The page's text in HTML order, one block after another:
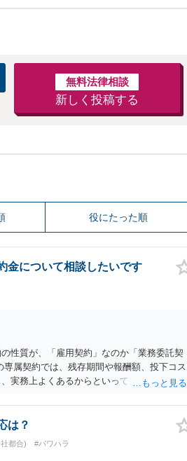
無料法律相談
新しく投稿する
役にたった順
金について相談したいです
性質が、「雇用契約」なのか「業務委託契
属契約では、残存期間や報酬額、投下コス
実務上よくあるからといって当然に適法と
基法16条で無効となる余地があり、そうで
争点になります。 ・契約前の修正交渉は一
が典型です。 ・弁護士に契約前に契約書の
は？
都合) #パワハラ